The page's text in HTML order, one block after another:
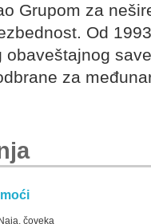
Grupom za
Od
obaveštajnog
za
čoveka